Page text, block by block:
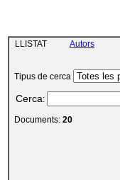
LLISTAT Autors
Tipus de cerca
Cerca:
Documents: 20